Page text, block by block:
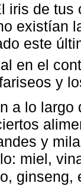
iris de tus
existían
este
en el
y
a lo
y
miel,
ginseng,